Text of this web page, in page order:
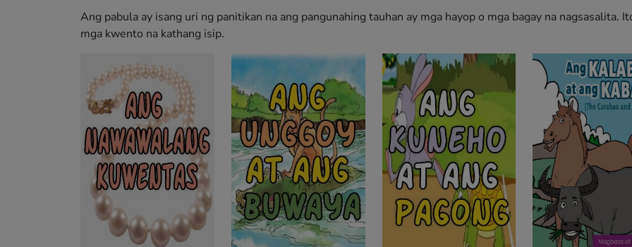
Ang pabula ay isang uri ng panitikan na ang pangunahing tauhan ay mga hayop o mga bagay na nagsasalita.
mga kwento na kathang isip.